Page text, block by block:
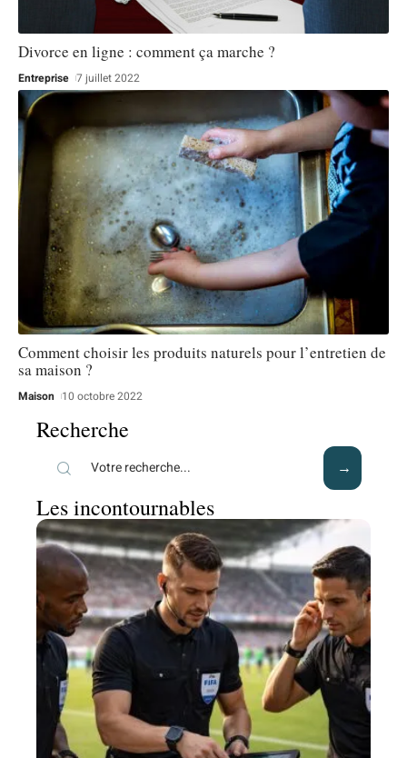
Divorce en ligne : comment ça marche ?
Entreprise 7 juillet 2022
Comment choisir les produits naturels pour l’entretien de
sa maison ?
Maison 10 octobre 2022
Recherche
Les incontournables